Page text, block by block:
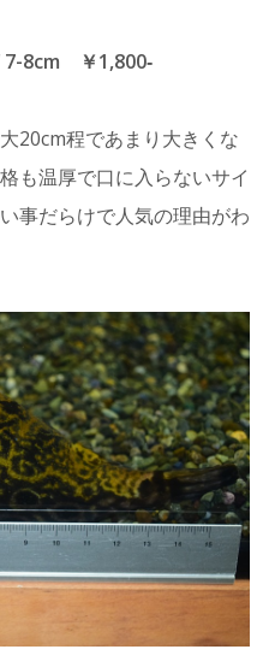
7-8cm ￥1,800‐
20cm程であまり大きくな
も温厚で口に入らないサイ
事だらけで人気の理由がわ